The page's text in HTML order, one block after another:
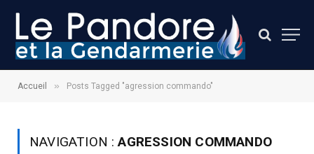
Accueil » Posts Tagged "agression commando"
NAVIGATION :AGRESSION COMMANDO